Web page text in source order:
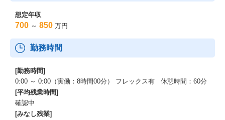
想定年収
700 ～ 850 万円
勤務時間
[勤務時間]
0:00 ～ 0:00（実働：8時間00分） フレックス有 休憩時間：60分
[平均残業時間]
確認中
[みなし残業]